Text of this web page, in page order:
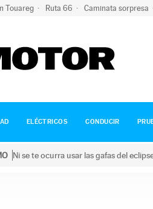
Touareg Ruta 66 Caminata sorpresa
ELÉCTRICOS CONDUCIR
Ni se te ocurra usar las gafas del